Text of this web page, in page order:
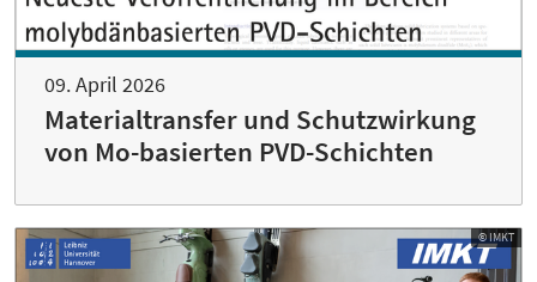
09. April 2026
Materialtransfer und Schutzwirkung
von Mo-basierten PVD-Schichten
© IMKT